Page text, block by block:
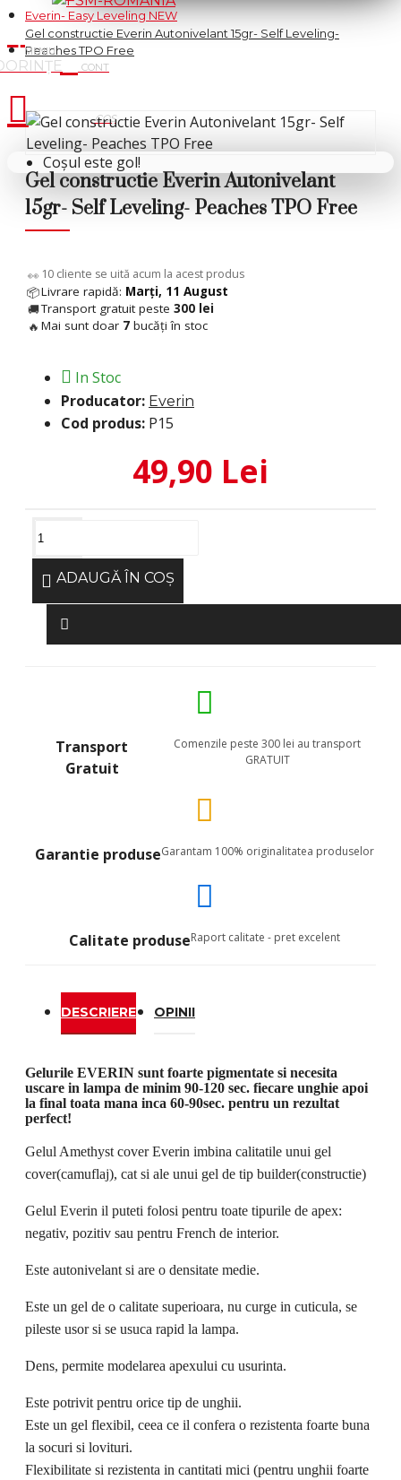
Cosul tau
Coșul este gol!
Everin- Easy Leveling NEW
Gel constructie Everin Autonivelant 15gr- Self Leveling-
Peaches TPO Free
Gel constructie Everin Autonivelant
15gr- Self Leveling- Peaches TPO Free
👀 7cliente se uită acum la acest produs
📦Livrare rapidă: Marți, 11 August
🚚Transport gratuit peste 300 lei
🔥 Mai sunt doar 7 bucăți în stoc
In Stoc
Producator: Everin
Cod produs: P15
49,90 Lei
ADAUGĂ ÎN COŞ
Transport
Gratuit
Comenzile peste 300 lei au transport
GRATUIT
Garantie produseGarantam 100% originalitatea produselor
Calitate produseRaport calitate - pret excelent
DESCRIERE OPINII
Gelurile EVERIN sunt foarte pigmentate si necesita
uscare in lampa de minim 90-120 sec. fiecare unghie apoi
la final toata mana inca 60-90sec. pentru un rezultat
perfect!
Gelul Amethyst cover Everin imbina calitatile unui gel
cover(camuflaj), cat si ale unui gel de tip builder(constructie)
Gelul Everin il puteti folosi pentru toate tipurile de apex:
negativ, pozitiv sau pentru French de interior.
Este autonivelant si are o densitate medie.
Este un gel de o calitate superioara, nu curge in cuticula, se
pileste usor si se usuca rapid la lampa.
Dens, permite modelarea apexului cu usurinta.
Este potrivit pentru orice tip de unghii.
Este un gel flexibil, ceea ce il confera o rezistenta foarte buna
la socuri si lovituri.
Flexibilitate si rezistenta in cantitati mici (pentru unghii foarte